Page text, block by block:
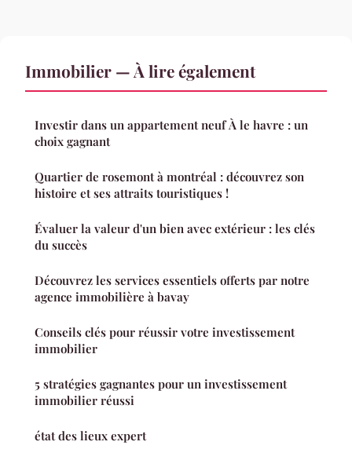
Immobilier — À lire également
Investir dans un appartement neuf À le havre : un
choix gagnant
Quartier de rosemont à montréal : découvrez son
histoire et ses attraits touristiques !
Évaluer la valeur d'un bien avec extérieur : les clés
du succès
Découvrez les services essentiels offerts par notre
agence immobilière à bavay
Conseils clés pour réussir votre investissement
immobilier
5 stratégies gagnantes pour un investissement
immobilier réussi
état des lieux expert